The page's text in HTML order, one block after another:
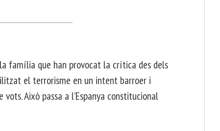
família que han provocat la crítica des dels
el terrorisme en un intent barroer i
Això passa a l’Espanya constitucional